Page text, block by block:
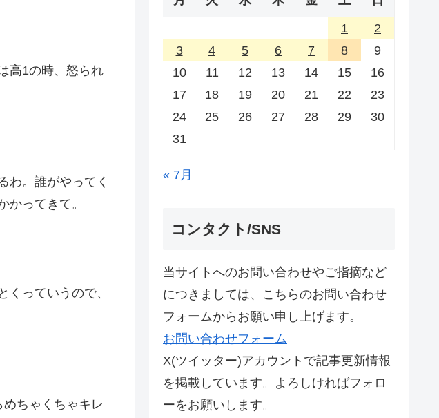
高1の時、怒られ
わ。誰がやってく
ってきて。
くっていうので、
ちゃくちゃキレ
1
2
3
4 5 6 7 8
9
10
11 12 13 14 15
16
17
18 19 20 21 22
23
24
25 26 27 28 29
30
31
« 7月
コンタクト/SNS
当サイトへのお問い合わせやご指摘など
につきましては、こちらのお問い合わせ
フォームからお願い申し上げます。
お問い合わせフォーム
X(ツイッター)アカウントで記事更新情報
を掲載しています。よろしければフォロ
ーをお願いします。